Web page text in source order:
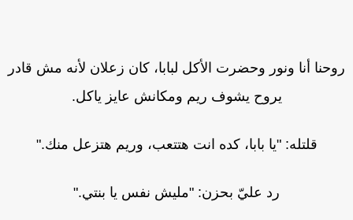
أنا ونور وحضرت الأكل لبابا، كان زعلان لأنه مش قادر
يروح يشوف ريم ومكانش عايز ياكل.
قلتله: "يا بابا، كده انت هتتعب، وريم هتزعل منك."
رد عليّ بحزن: "مليش نفس يا بنتي."